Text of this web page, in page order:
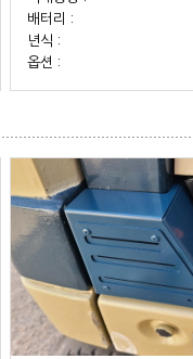
배터리 :
년식 :
옵션 :